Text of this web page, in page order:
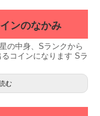
ンのなかみ
の中身、Sランクから
コインになります Sラ
む